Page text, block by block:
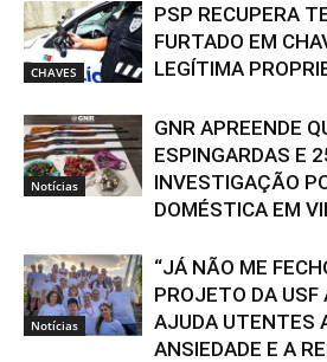
CHAVES
PSP RECUPERA
FURTADO EM
LEGÍTIMA
Notícias
GNR APREENDE
ESPINGARDAS E
INVESTIGAÇÃO
DOMÉSTICA EM
Notícias
“JÁ NÃO ME
PROJETO DA USF
AJUDA UTENTES
ANSIEDADE E A